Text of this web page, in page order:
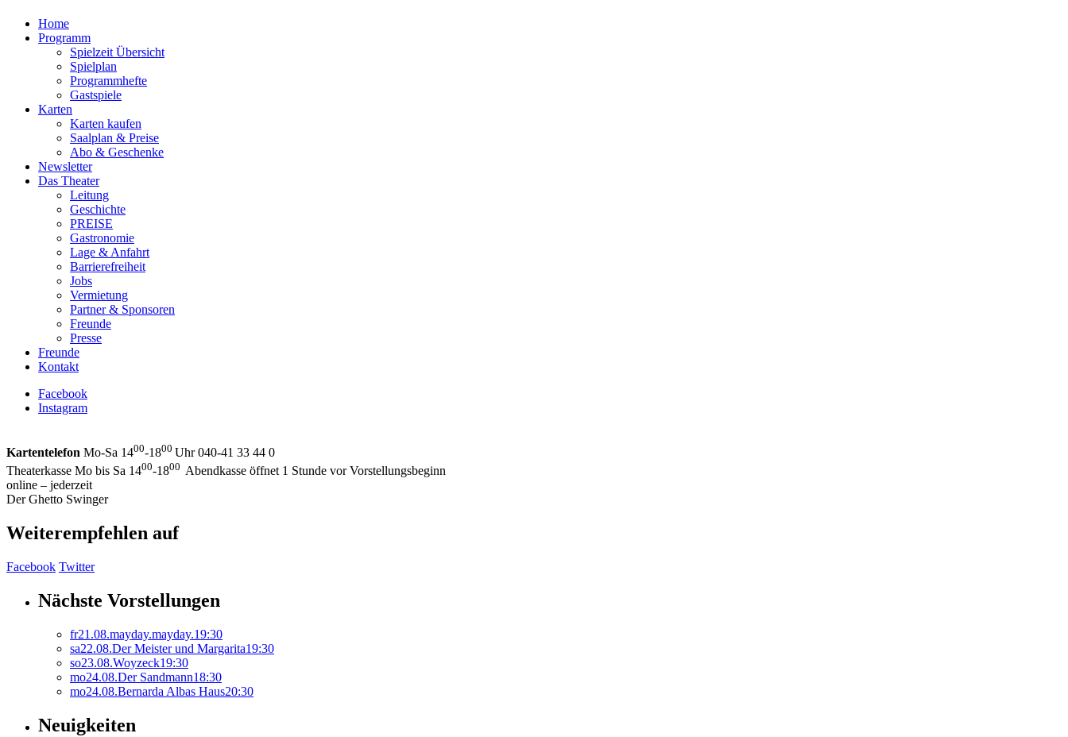
Home
Programm
Spielzeit Übersicht
Spielplan
Programmhefte
Gastspiele
Karten
Karten kaufen
Saalplan & Preise
Abo & Geschenke
Newsletter
Das Theater
Leitung
Geschichte
PREISE
Gastronomie
Lage & Anfahrt
Barrierefreiheit
Jobs
Vermietung
Partner & Sponsoren
Freunde
Presse
Freunde
Kontakt
Facebook
Instagram
Kartentelefon Mo-Sa 1400-1800 Uhr 040-41 33 44 0
Theaterkasse Mo bis Sa 1400-1800 Abendkasse öffnet 1 Stunde vor Vorstellungsbeginn
online – jederzeit
Der Ghetto Swinger
Weiterempfehlen auf
Facebook Twitter
Nächste Vorstellungen
fr21.08.mayday.mayday.19:30
sa22.08.Der Meister und Margarita19:30
so23.08.Woyzeck19:30
mo24.08.Der Sandmann18:30
mo24.08.Bernarda Albas Haus20:30
Neuigkeiten